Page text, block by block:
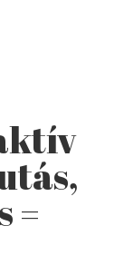
=